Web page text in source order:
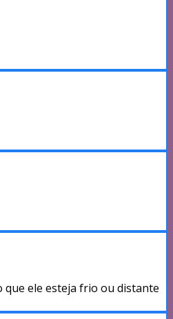
que ele esteja frio ou distante